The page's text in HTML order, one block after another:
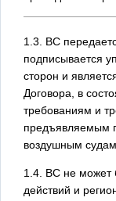
1.3. ВС
подписывается
сторон и
Договора, в
требованиям и
предъявляемым
воздушным судам
1.4. ВС не может
действий и